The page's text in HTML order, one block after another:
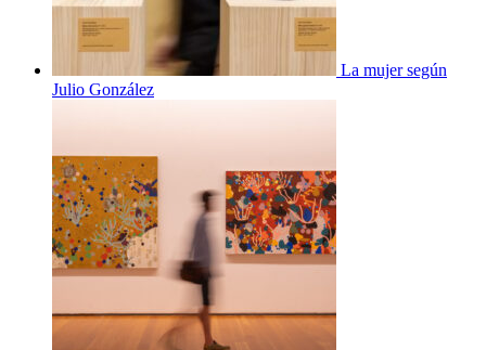
La mujer según
Julio González